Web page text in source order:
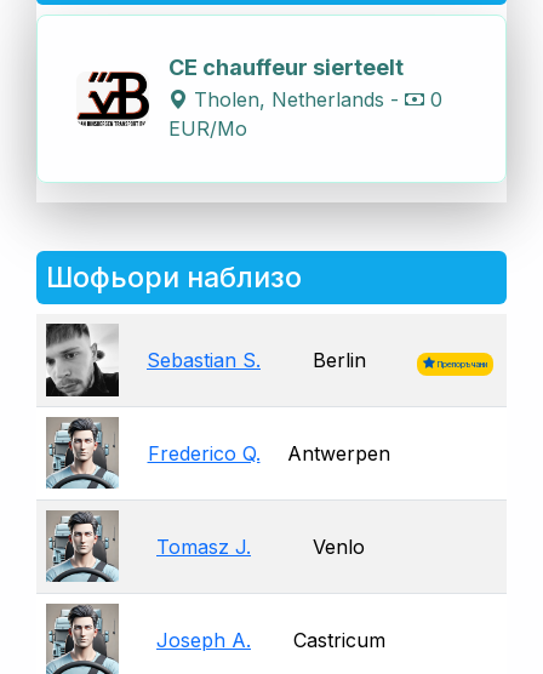
CE chauffeur sierteelt
Tholen, Netherlands -
0
EUR/Mo
Шофьори наблизо
Sebastian S. Berlin Препоръчани
Frederico Q. Antwerpen
Tomasz J. Venlo
Joseph A. Castricum